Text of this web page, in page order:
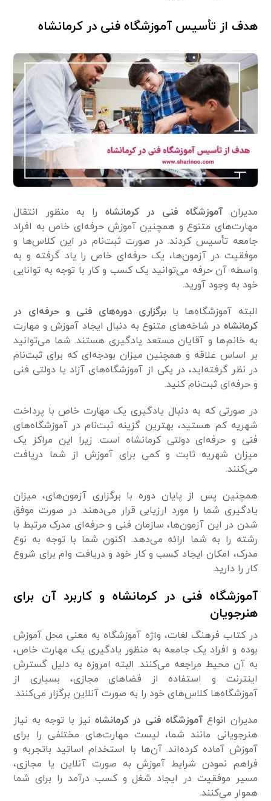
هدف از تأسیس آموزشگاه فنی در کرمانشاه
مدیران آموزشگاه فنی در کرمانشاه را به منظور انتقال
مهارت‌های متنوع و همچنین آموزش حرفه‌ای خاص به افراد
جامعه تأسیس کردند. در صورت ثبت‌نام در این کلاس‌ها و
موفقیت در آزمون‌ها، یک حرفه‌ای خاص را یاد گرفته و به
واسطه آن حرفه می‌توانید یک کسب و کار با توجه به توانایی
خود به وجود آورید.
البته آموزشگاه‌ها با برگزاری دوره‌های فنی و حرفه‌ای در
کرمانشاه در شاخه‌های متنوع به دنبال ایجاد آموزش و مهارت
به خانم‌ها و آقایان مستعد یادگیری هستند. شما می‌توانید
بر اساس علاقه و همچنین میزان بودجه‌ای که برای ثبت‌نام
در نظر گرفته‌اید، در یکی از آموزشگاه‌های آزاد یا دولتی فنی
و حرفه‌ای ثبت‌نام کنید.
در صورتی که به دنبال یادگیری یک مهارت خاص با پرداخت
شهریه کم هستید، بهترین گزینه ثبت‌نام در آموزشگاه‌های
فنی و حرفه‌ای دولتی کرمانشاه است. زیرا این مراکز یک
میزان شهریه ثابت و کمی برای آموزش از شما دریافت
می‌کنند.
همچنین پس از پایان دوره با برگزاری آزمون‌های، میزان
یادگیری شما را مورد ارزیابی قرار می‌دهند. در صورت موفق
شدن در این آزمون‌ها، سازمان فنی و حرفه‌ای مدرک مرتبط با
رشته را به شما ارائه می‌دهد. اکنون شما با توجه به نوع
مدرک، امکان ایجاد کسب و کار خود و دریافت وام برای شروع
کار را دارید.
آموزشگاه فنی در کرمانشاه و کاربرد آن برای
هنرجویان
در کتاب فرهنگ لغات، واژه آموزشگاه به معنی محل آموزش
بوده و افراد یک جامعه به منظور یادگیری‌ یک مهارت خاص،
به آن محیط مراجعه می‌کنند. البته امروزه به دلیل گسترش
اینترنت و استفاده از فضا‌های مجازی، بسیاری از
آموزشگاه‌ها کلاس‌های خود را به صورت آنلاین برگزار می‌کنند.
مدیران انواعآموزشگاه فنی در کرمانشاه نیز با توجه به نیاز
هنرجویانی مانند شما، لیست مهارت‌های مختلفی را برای
آموزش آماده کرده‌اند. آن‌ها با استخدام اساتید باتجربه و
فراهم نمودن شرایط آموزش به صورت آنلاین یا مجازی،
مسیر موفقیت در ایجاد شغل و کسب درآمد را برای شما
هموار می‌کنند.